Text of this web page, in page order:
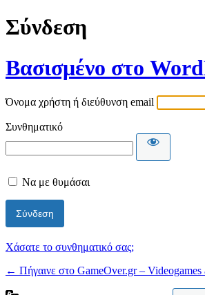
Σύνδεση
Βασισμένο στο
Όνομα χρήστη ή διεύθυνση email
Συνθηματικό
Να με θυμάσαι
Χάσατε το συνθηματικό σας;
← Πήγαινε στο GameOver.gr – Videogames